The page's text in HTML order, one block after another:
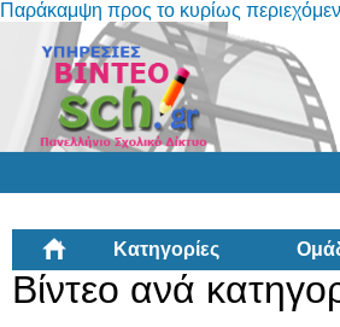
Παράκαμψη προς το κυρίως
Κατηγορίες
Βίντεο ανά